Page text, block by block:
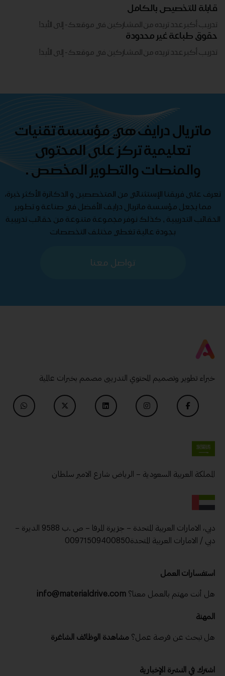
قابلة للتخصيص بالكامل
تدريب أكبر عدد تريده من المشاركين في موقعك - ​​إلى الأبد!
حقوق طباعة غير محدودة
تدريب أكبر عدد تريده من المشاركين في موقعك - ​​إلى الأبد!
ماتريال درايف هي مؤسسة تقنيات
تعليمية تركز على المحتوى
والمنصات والتطوير المخصص .
تعرف على فريقنا الإستثنائي من المتخصصين و الدكاترة الأكثر خبرة،
مما يجعل مؤسسة ماتريال درايف الأفضل في صناعة و تطوير
الحقائب التدريبية , كذلك نوفر مجموعة متنوعة من حقائب تدريبية
بجودة عالية تغطي مختلف التخصصات
تواصل معنا
خبراء تطوير وتصميم المحتوي التدريبى مصمم بخبرات عالمية
المملكة العربية السعودية – الرياض شارع الامير سلطان
دبي، الامارات العربية المتحدة – جزيرة المرفا – ص .ب 9588 الديرة –
دبي / الامارات العربية المتحدة00971509400850
استفسارات العمل
هل أنت مهتم بالعمل معنا؟ info@materialdrive.com
المهنة
هل تبحث عن فرصة عمل؟ مشاهدة الوظائف الشاغرة
اشترك في النشرة الإخبارية